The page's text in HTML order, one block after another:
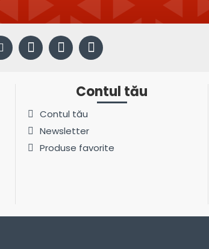
Contul tău
Contul tău
Newsletter
Produse favorite